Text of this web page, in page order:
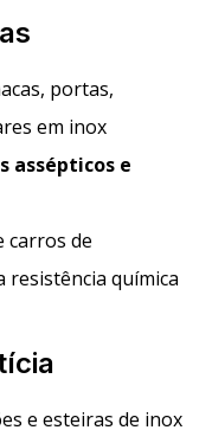
portas,
em inox
assépticos e
carros de
resistência química
e esteiras de inox